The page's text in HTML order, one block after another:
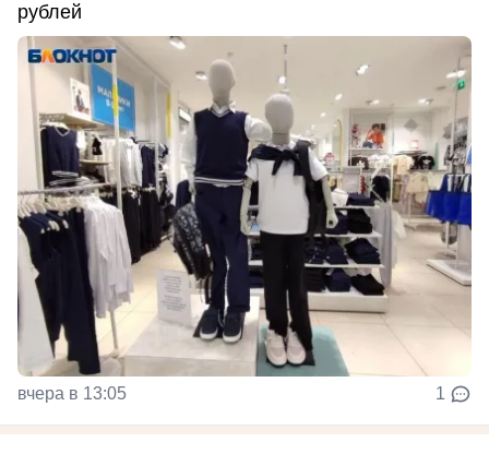
рублей
вчера в 13:05 1